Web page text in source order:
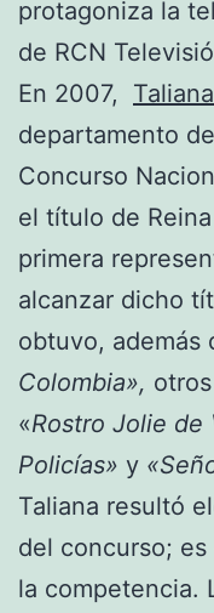
protagoniza la
de RCN
En 2007,
departamento
Concurso
el título de
primera
alcanzar dicho
obtuvo, además
Colombia»,
«Rostro Jolie de
Policías» y
Taliana resultó
del concurso;
la competencia.